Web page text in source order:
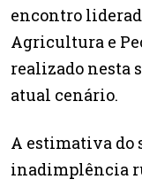
encontro
Agricultura e
realizado nesta
atual cenário.
A estimativa do
inadimplência